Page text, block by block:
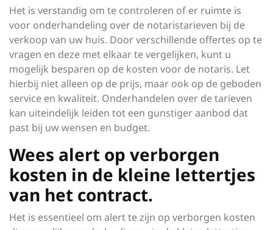
Het is verstandig om te controleren of er ruimte is
voor onderhandeling over de notaristarieven bij de
verkoop van uw huis. Door verschillende offertes op te
vragen en deze met elkaar te vergelijken, kunt u
mogelijk besparen op de kosten voor de notaris. Let
hierbij niet alleen op de prijs, maar ook op de geboden
service en kwaliteit. Onderhandelen over de tarieven
kan uiteindelijk leiden tot een gunstiger aanbod dat
past bij uw wensen en budget.
Wees alert op verborgen
kosten in de kleine lettertjes
van het contract.
Het is essentieel om alert te zijn op verborgen kosten